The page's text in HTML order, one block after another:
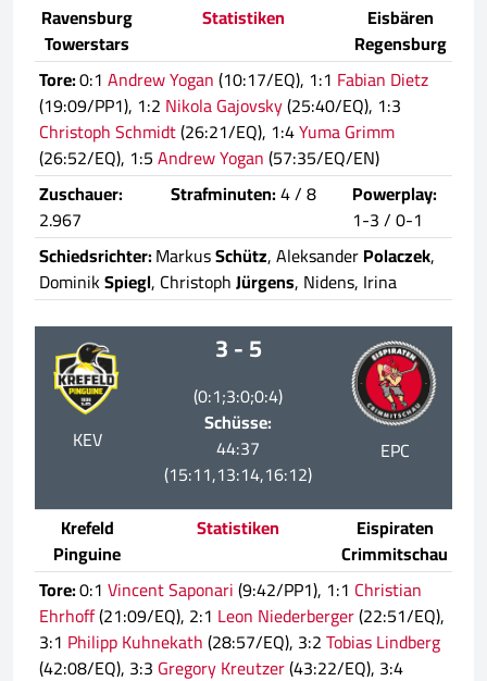
Ravensburg
Towerstars
Statistiken
Eisbären
Regensburg
Tore:0:1 Andrew Yogan(10:17/EQ), 1:1 Fabian Dietz
(19:09/PP1), 1:2 Nikola Gajovsky(25:40/EQ), 1:3
Christoph Schmidt(26:21/EQ), 1:4Yuma Grimm
(26:52/EQ), 1:5Andrew Yogan(57:35/EQ/EN)
Zuschauer:
2.967
Strafminuten:4 / 8
Powerplay:
1-3 / 0-1
Schiedsrichter:MarkusSchütz, AleksanderPolaczek,
DominikSpiegl, ChristophJürgens, Nidens, Irina
KEV
3 - 5
(0:1;3:0;0:4)
Schüsse:
44:37
(15:11,13:14,16:12)
EPC
Krefeld
Pinguine
Statistiken
Eispiraten
Crimmitschau
Tore:0:1 Vincent Saponari(9:42/PP1), 1:1 Christian
Ehrhoff(21:09/EQ), 2:1 Leon Niederberger(22:51/EQ),
3:1 Philipp Kuhnekath(28:57/EQ), 3:2Tobias Lindberg
(42:08/EQ), 3:3Gregory Kreutzer(43:22/EQ), 3:4